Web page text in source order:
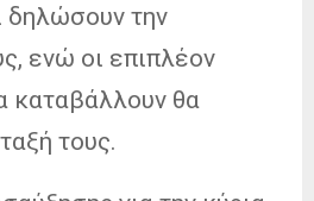
δηλώσουν την
ενώ οι επιπλέον
καταβάλλουν θα
τους.